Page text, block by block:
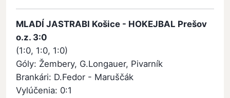
MLADÍ JASTRABI Košice - HOKEJBAL Prešov
o.z. 3:0
(1:0, 1:0, 1:0)
Góly: Žembery, G.Longauer, Pivarník
Brankári: D.Fedor - Maruščák
Vylúčenia: 0:1